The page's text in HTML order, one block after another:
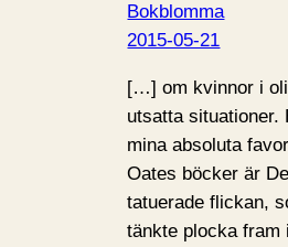
Bokblomma
2015-05-21
[…] om kvinnor i
utsatta situationer.
mina absoluta
Oates böcker är
tatuerade flickan,
tänkte plocka fram